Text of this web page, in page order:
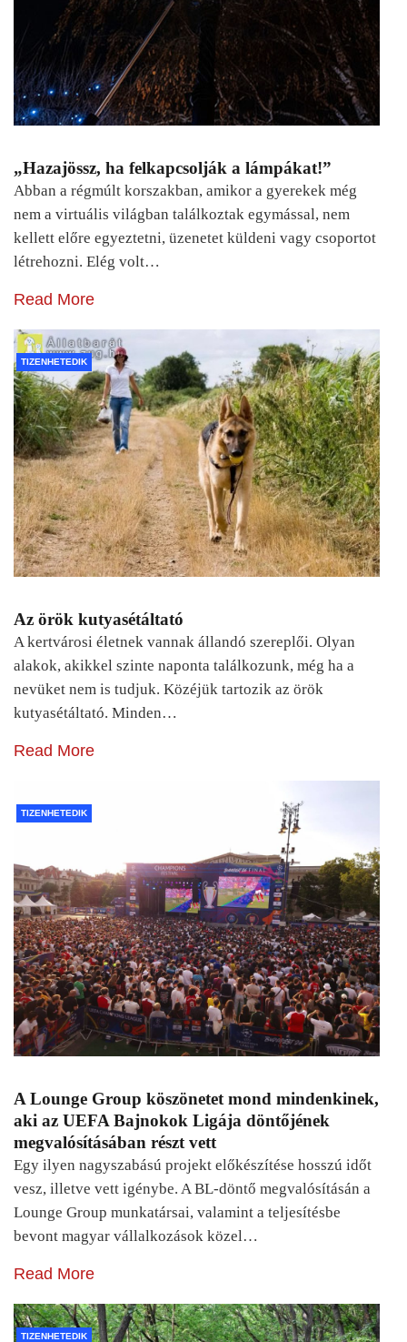
„Hazajössz, ha felkapcsolják a lámpákat!”
Abban a régmúlt korszakban, amikor a gyerekek még
nem a virtuális világban találkoztak egymással, nem
kellett előre egyeztetni, üzenetet küldeni vagy csoportot
létrehozni. Elég volt…
Read More
TIZENHETEDIK
Az örök kutyasétáltató
A kertvárosi életnek vannak állandó szereplői. Olyan
alakok, akikkel szinte naponta találkozunk, még ha a
nevüket nem is tudjuk. Közéjük tartozik az örök
kutyasétáltató. Minden…
Read More
TIZENHETEDIK
A Lounge Group köszönetet mond mindenkinek,
aki az UEFA Bajnokok Ligája döntőjének
megvalósításában részt vett
Egy ilyen nagyszabású projekt előkészítése hosszú időt
vesz, illetve vett igénybe. A BL-döntő megvalósításán a
Lounge Group munkatársai, valamint a teljesítésbe
bevont magyar vállalkozások közel…
Read More
TIZENHETEDIK